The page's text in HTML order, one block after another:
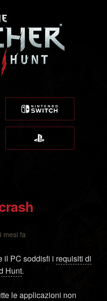
fa
il PC soddisfi i requisiti di
Hunt.
le applicazioni non